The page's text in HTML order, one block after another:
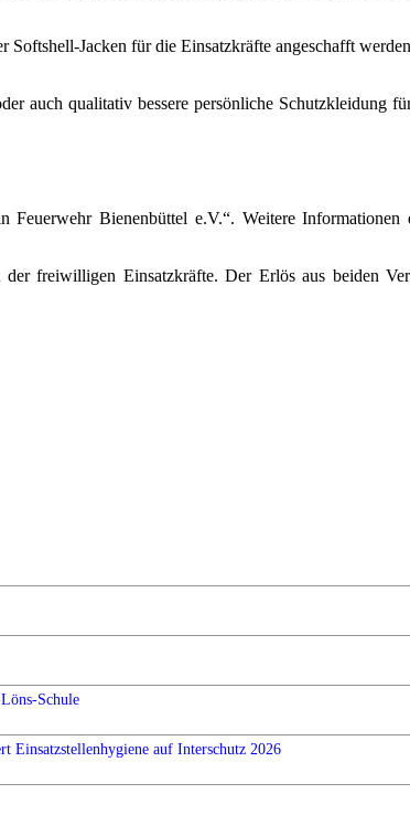
Jacken für die Einsatzkräfte angeschafft
auch qualitativ bessere persönliche Schutzkleidung
Bienenbüttel e.V.“. Weitere
freiwilligen Einsatzkräfte. Der Erlös aus beiden
Schule
Einsatzstellenhygiene auf Interschutz 2026